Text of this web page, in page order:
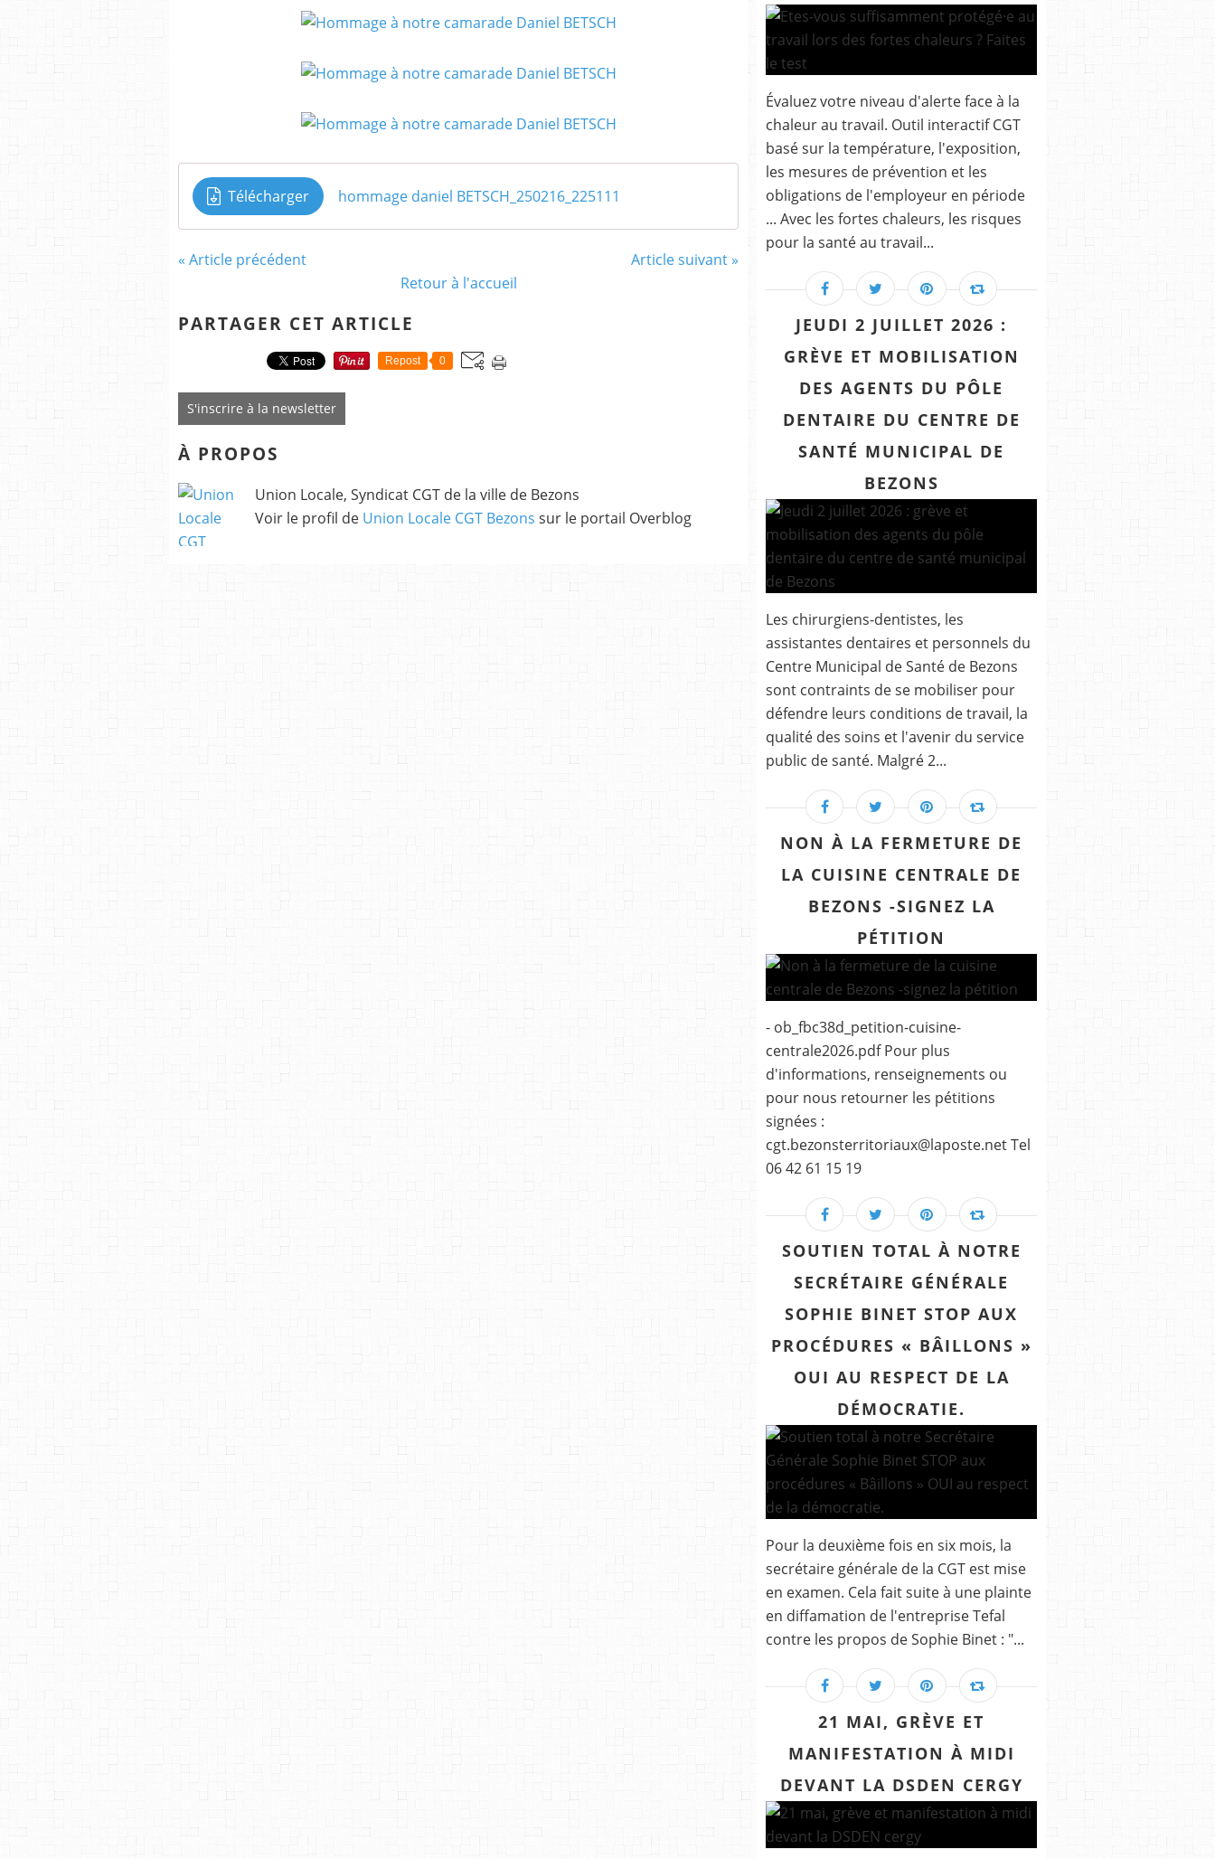
Télécharger hommage daniel BETSCH_250216_225111
« Article précédent
Article suivant »
Retour à l'accueil
PARTAGER CET ARTICLE
Repost 0
S'inscrire à la newsletter
À PROPOS
Union Locale, Syndicat CGT de la ville de Bezons
Voir le profil de Union Locale CGT Bezons sur le portail Overblog
Évaluez votre niveau d'alerte face à la
chaleur au travail. Outil interactif CGT
basé sur la température, l'exposition,
les mesures de prévention et les
obligations de l'employeur en période
... Avec les fortes chaleurs, les risques
pour la santé au travail...
JEUDI 2 JUILLET 2026 :
GRÈVE ET MOBILISATION
DES AGENTS DU PÔLE
DENTAIRE DU CENTRE DE
SANTÉ MUNICIPAL DE
BEZONS
Les chirurgiens-dentistes, les
assistantes dentaires et personnels du
Centre Municipal de Santé de Bezons
sont contraints de se mobiliser pour
défendre leurs conditions de travail, la
qualité des soins et l'avenir du service
public de santé. Malgré 2...
NON À LA FERMETURE DE
LA CUISINE CENTRALE DE
BEZONS -SIGNEZ LA
PÉTITION
- ob_fbc38d_petition-cuisine-
centrale2026.pdf Pour plus
d'informations, renseignements ou
pour nous retourner les pétitions
signées :
cgt.bezonsterritoriaux@laposte.net Tel
06 42 61 15 19
SOUTIEN TOTAL À NOTRE
SECRÉTAIRE GÉNÉRALE
SOPHIE BINET STOP AUX
PROCÉDURES « BÂILLONS »
OUI AU RESPECT DE LA
DÉMOCRATIE.
Pour la deuxième fois en six mois, la
secrétaire générale de la CGT est mise
en examen. Cela fait suite à une plainte
en diffamation de l'entreprise Tefal
contre les propos de Sophie Binet : "...
21 MAI, GRÈVE ET
MANIFESTATION À MIDI
DEVANT LA DSDEN CERGY